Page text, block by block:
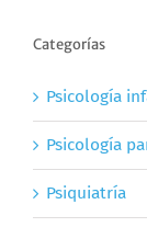
Categorías
Psicología
Psicología
Psiquiatría